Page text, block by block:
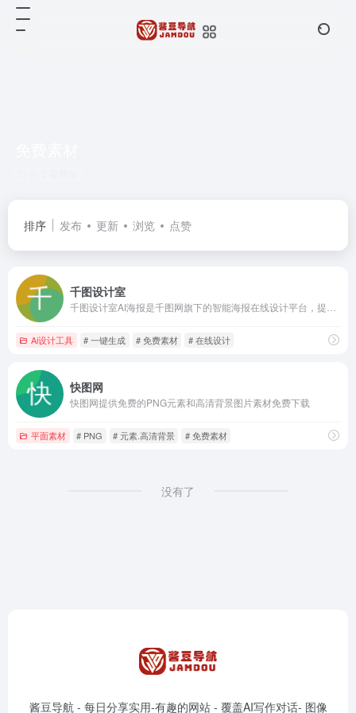
排序 发布 更新 浏览 点赞
千图设计室
Ai设计工具 # 一键生成 # 免费素材 # 在线设计
快图网
快图网提供免费的PNG元素和高清背景图片素材免费下载
平面素材 # PNG # 元素.高清背景 # 免费素材
没有了
酱豆导航 - 每日分享实用-有趣的网站 - 覆盖AI写作对话- 图像